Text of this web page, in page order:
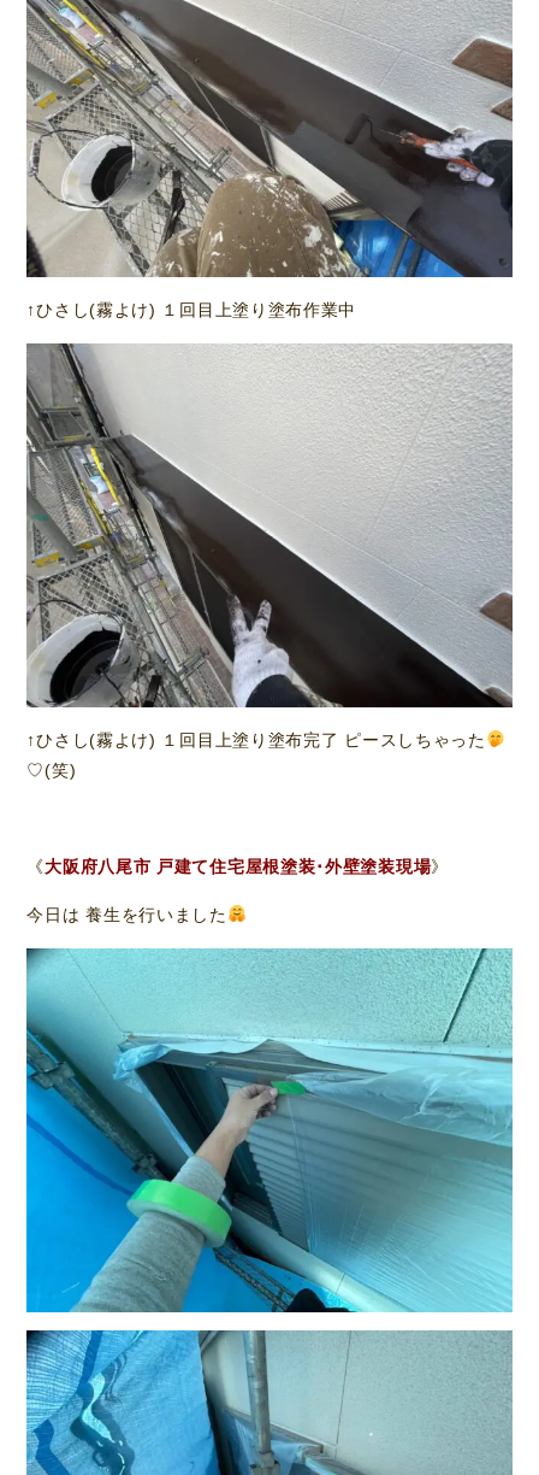
↑ひさし(霧よけ) １回目上塗り塗布作業中
↑ひさし(霧よけ) １回目上塗り塗布完了 ピースしちゃった
♡(笑)
《大阪府八尾市 戸建て住宅屋根塗装･外壁塗装現場》
今日は 養生を行いました